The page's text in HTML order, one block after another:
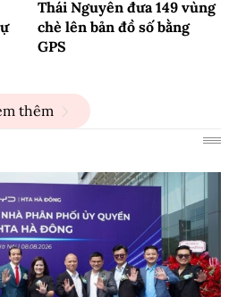
Thái Nguyên đưa 149 vùng
chè lên bản đồ số bằng
GPS
thêm